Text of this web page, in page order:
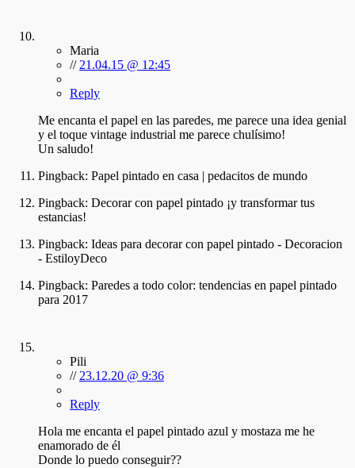
Maria
// 21.04.15 @ 12:45
Reply
Me encanta el papel en las paredes, me parece una idea genial
y el toque vintage industrial me parece chulísimo!
Un saludo!
Pingback: Papel pintado en casa | pedacitos de mundo
Pingback: Decorar con papel pintado ¡y transformar tus
estancias!
Pingback: Ideas para decorar con papel pintado - Decoracion
- EstiloyDeco
Pingback: Paredes a todo color: tendencias en papel pintado
para 2017
Pili
// 23.12.20 @ 9:36
Reply
Hola me encanta el papel pintado azul y mostaza me he
enamorado de él
Donde lo puedo conseguir??